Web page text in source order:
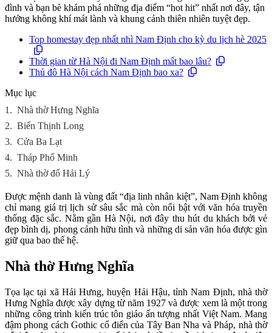
đình và bạn bè khám phá những địa điểm “hot hit” nhất nơi đây, tận
hưởng không khí mát lành và khung cảnh thiên nhiên tuyệt đẹp.
Top homestay đẹp nhất nhì Nam Định cho kỳ du lịch hè 2025
Thời gian từ Hà Nội đi Nam Định mất bao lâu?
Thủ đô Hà Nội cách Nam Định bao xa?
Mục lục
1. Nhà thờ Hưng Nghĩa
2. Biển Thịnh Long
3. Cửa Ba Lạt
4. Tháp Phổ Minh
5. Nhà thờ đổ Hải Lý
Được mệnh danh là vùng đất “địa linh nhân kiệt”, Nam Định không
chỉ mang giá trị lịch sử sâu sắc mà còn nổi bật với văn hóa truyền
thống đặc sắc. Nằm gần Hà Nội, nơi đây thu hút du khách bởi vẻ
đẹp bình dị, phong cảnh hữu tình và những di sản văn hóa được gìn
giữ qua bao thế hệ.
Nhà thờ Hưng Nghĩa
Tọa lạc tại xã Hải Hưng, huyện Hải Hậu, tỉnh Nam Định, nhà thờ
Hưng Nghĩa được xây dựng từ năm 1927 và được xem là một trong
những công trình kiến trúc tôn giáo ấn tượng nhất Việt Nam. Mang
đậm phong cách Gothic cổ điển của Tây Ban Nha và Pháp, nhà thờ